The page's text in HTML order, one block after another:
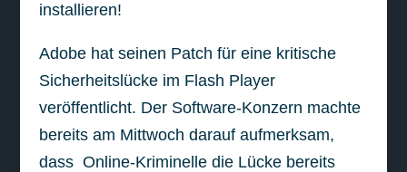
installieren!
Adobe hat seinen Patch für eine kritische
Sicherheitslücke im Flash Player
veröffentlicht. Der Software-Konzern machte
bereits am Mittwoch darauf aufmerksam,
dass Online-Kriminelle die Lücke bereits